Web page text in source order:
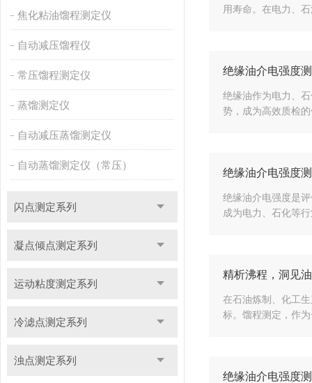
焦化粘油馏程测定仪
自动减压馏程仪
常压馏程测定仪
蒸馏测定仪
自动减压蒸馏测定仪
自动蒸馏测定仪（常压）
闪点测定系列
凝点倾点测定系列
运动粘度测定系列
冷滤点测定系列
浊点测定系列
用寿命。在电力、
绝缘油介电强度
绝缘油作为电力、
势，成为高效质检
绝缘油介电强度
绝缘油介电强度是
成为电力、石化等
精析沸程，洞见
在石油炼制、化工
标。馏程测定，作
绝缘油介电强度